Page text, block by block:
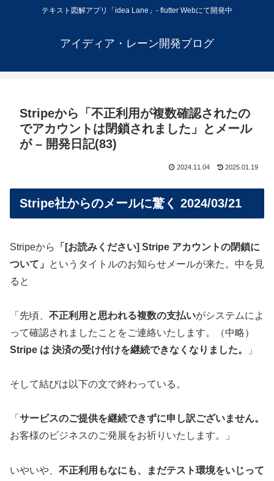
テキスト図解アプリ「idea Lane」- flutter Webにて開発中
アイディア・レーン開発ブログ
Stripeから「不正利用が複数確認されたの
でアカウントは閉鎖されました」とメール
が – 開発日記(83)
2024.11.04 2025.01.19
Stripe社からのメールに驚く 2024/03/21
Stripeから
「[お読みください] Stripe アカウントの閉鎖に
ついて」
というタイトルのお知らせメールが来た。中を見
ると
「先頃、 不正利用と思われる複数の支払いがシステムによ
って確認されましたことをご連絡いたします。（中略）
Stripe は 決済の受け付けを継続できなくなりました。
」
そして結びは以下の文で終わっている。
「 サービスのご提供を継続できずに申し訳ございません。
お客様のビジネスのご発展をお祈りいたします。」
いやいや、 不正利用もなにも、まだテスト環境をいじって